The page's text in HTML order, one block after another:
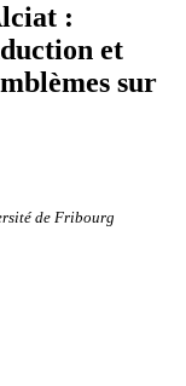
:
et
sur
de Fribourg